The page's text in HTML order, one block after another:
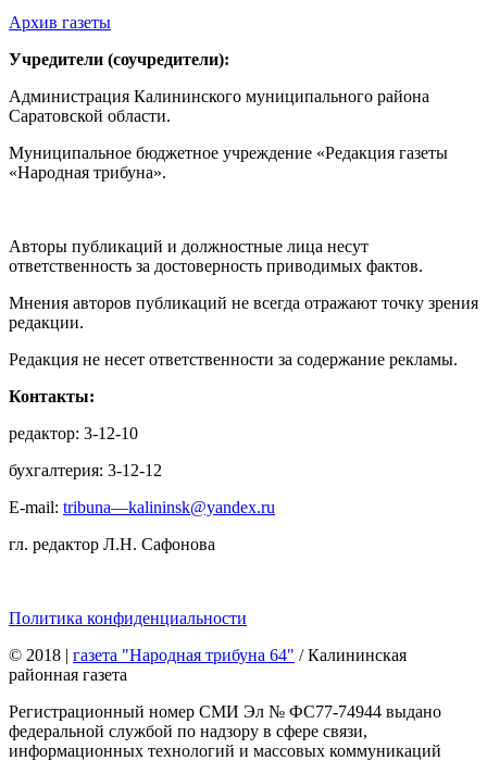
Архив газеты
Учредители (соучредители):
Администрация Калининского муниципального района
Саратовской области.
Муниципальное бюджетное учреждение «Редакция газеты
«Народная трибуна».
Авторы публикаций и должностные лица несут
ответственность за достоверность приводимых фактов.
Мнения авторов публикаций не всегда отражают точку зрения
редакции.
Редакция не несет ответственности за содержание рекламы.
Контакты:
редактор: 3-12-10
бухгалтерия: 3-12-12
E-mail: tribuna—kalininsk@yandex.ru
гл. редактор Л.Н. Сафонова
Политика конфиденциальности
© 2018 | газета "Народная трибуна 64" / Калининская
районная газета
Регистрационный номер СМИ Эл № ФС77-74944 выдано
федеральной службой по надзору в сфере связи,
информационных технологий и массовых коммуникаций